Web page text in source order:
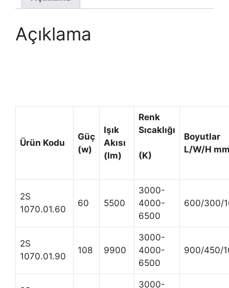
Açıklama
Ürün Kodu
Güç
(w)
Işık
Akısı
(lm)
Renk
Sıcaklığı
(K)
Boyutlar
L/W/H
2S
1070.01.60
60 5500
3000-
4000-
6500
600/300/
2S
1070.01.90
108 9900
3000-
4000-
6500
900/450/
3000-